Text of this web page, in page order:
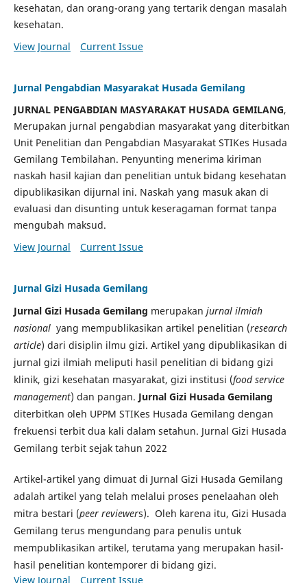
kesehatan, dan orang-orang yang tertarik dengan masalah
kesehatan.
View Journal
Current Issue
Jurnal Pengabdian Masyarakat Husada Gemilang
JURNAL PENGABDIAN MASYARAKAT HUSADA GEMILANG,
Merupakan jurnal pengabdian masyarakat yang diterbitkan
Unit Penelitian dan Pengabdian Masyarakat STIKes Husada
Gemilang Tembilahan. Penyunting menerima kiriman
naskah hasil kajian dan penelitian untuk bidang kesehatan
dipublikasikan dijurnal ini. Naskah yang masuk akan di
evaluasi dan disunting untuk keseragaman format tanpa
mengubah maksud.
View Journal
Current Issue
Jurnal Gizi Husada Gemilang
Jurnal Gizi Husada Gemilang merupakan jurnal ilmiah
nasionalyang mempublikasikan artikel penelitian (research
article) dari disiplin ilmu gizi. Artikel yang dipublikasikan di
jurnal gizi ilmiah meliputi hasil penelitian di bidang gizi
klinik, gizi kesehatan masyarakat, gizi institusi (food service
management) dan pangan. Jurnal Gizi Husada Gemilang
diterbitkan oleh UPPM STIKes Husada Gemilang dengan
frekuensi terbit dua kali dalam setahun. Jurnal Gizi Husada
Gemilang terbit sejak tahun 2022
Artikel-artikel yang dimuat di Jurnal Gizi Husada Gemilang
adalah artikel yang telah melalui proses penelaahan oleh
mitra bestari (peer reviewers). Oleh karena itu, Gizi Husada
Gemilang terus mengundang para penulis untuk
mempublikasikan artikel, terutama yang merupakan hasil-
hasil penelitian kontemporer di bidang gizi.
View Journal
Current Issue